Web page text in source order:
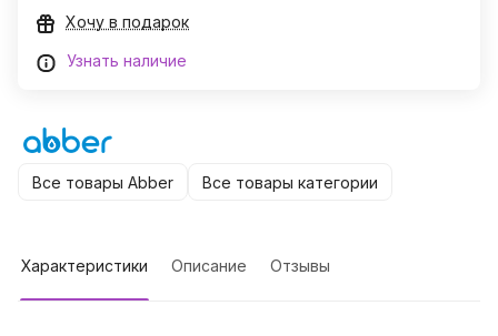
Хочу в подарок
Узнать наличие
Все товары Abber Все товары категории
Характеристики Описание Отзывы